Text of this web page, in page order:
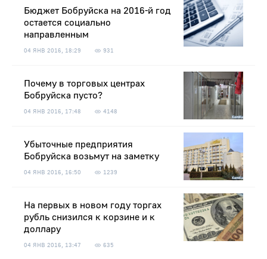
Бюджет Бобруйска на 2016-й год
остается социально
направленным
04 ЯНВ 2016, 18:29 931
Почему в торговых центрах
Бобруйска пусто?
04 ЯНВ 2016, 17:48 4148
Убыточные предприятия
Бобруйска возьмут на заметку
04 ЯНВ 2016, 16:50 1239
На первых в новом году торгах
рубль снизился к корзине и к
доллару
04 ЯНВ 2016, 13:47 635